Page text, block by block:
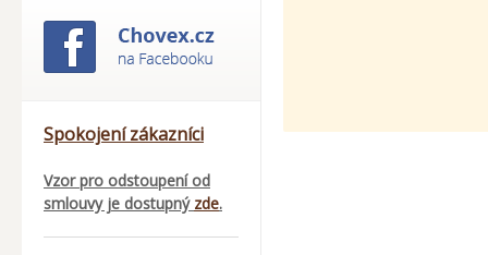
Spokojení zákazníci
Vzor pro odstoupení od
smlouvy je dostupný zde.